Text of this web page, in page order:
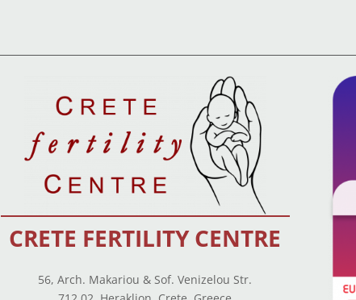
CRETE FERTILITY CENTRE
56, Arch. Makariou & Sof. Venizelou Str.